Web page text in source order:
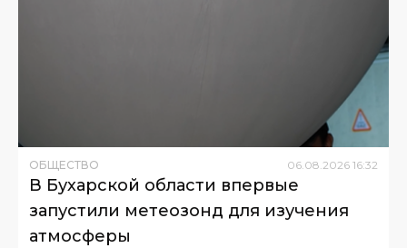
ОБЩЕСТВО 06.08.2026 16:32
В Бухарской области впервые
запустили метеозонд для изучения
атмосферы